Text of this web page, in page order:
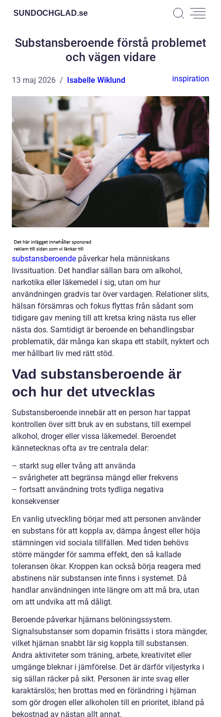
SUNDOCHGLAD.se
Substansberoende förstå problemet
och vägen vidare
13 maj 2026 Isabelle Wiklund inspiration
substansberoende påverkar hela människans
livssituation. Det handlar sällan bara om alkohol,
narkotika eller läkemedel i sig, utan om hur
användningen gradvis tar över vardagen. Relationer slits,
hälsan försämras och fokus flyttas från sådant som
tidigare gav mening till att kretsa kring nästa rus eller
nästa dos. Samtidigt är beroende en behandlingsbar
problematik, där många kan skapa ett stabilt, nyktert och
mer hållbart liv med rätt stöd.
Vad substansberoende är
och hur det utvecklas
Substansberoende innebär att en person har tappat
kontrollen över sitt bruk av en substans, till exempel
alkohol, droger eller vissa läkemedel. Beroendet
kännetecknas ofta av tre centrala delar:
– starkt sug eller tvång att använda
– svårigheter att begränsa mängd eller frekvens
– fortsatt användning trots tydliga negativa
konsekvenser
En vanlig utveckling börjar med att personen använder
en substans för att koppla av, dämpa ångest eller höja
stämningen vid sociala tillfällen. Med tiden behövs
större mängder för samma effekt, den så kallade
toleransen ökar. Kroppen kan också börja reagera med
abstinens när substansen inte finns i systemet. Då
handlar användningen inte längre om att må bra, utan
om att undvika att må dåligt.
Beroende påverkar hjärnans belöningssystem.
Signalsubstanser som dopamin frisätts i stora mängder,
vilket hjärnan snabbt lär sig koppla till substansen.
Andra aktiviteter som träning, arbete, kreativitet eller
umgänge bleknar i jämförelse. Det är därför viljestyrka i
sig sällan räcker på sikt. Personen är inte svag eller
karaktärslös; hen brottas med en förändring i hjärnan
som gör drogen eller alkoholen till en prioritet, ibland på
bekostnad av nästan allt annat.